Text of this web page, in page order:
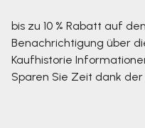
bis zu 10 % Rabatt auf
Benachrichtigung über
Kaufhistorie
Sparen Sie Zeit dank